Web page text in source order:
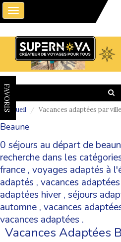
Toggle
navigation
FAVORIS
Accueil Vacances adaptées par
Beaune
0 séjours au départ de
recherche dans les
france , voyages adaptés à
adaptés , vacances
adaptées hiver, séjours
automne , vacances
vacances adaptées .
Vacances Adaptées